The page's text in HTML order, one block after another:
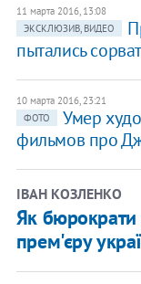
11 марта 2016, 13:08
ЭКСКЛЮЗИВ, ВИДЕО
пытались
10 марта 2016, 23:21
ФОТО
Умер
фильмов про
ІВАН КОЗЛЕНКО
Як
прем'єру